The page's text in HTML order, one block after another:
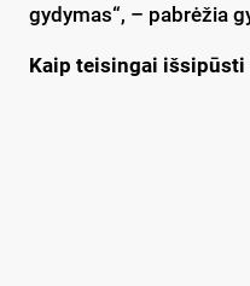
gydymas“, – pabrėžia
Kaip teisingai išsipūsti